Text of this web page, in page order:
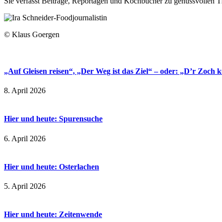
© Klaus Goergen
„Auf Gleisen reisen“, „Der Weg ist das Ziel“ – oder: „D’r Zoch
8. April 2026
Hier und heute: Spurensuche
6. April 2026
Hier und heute: Osterlachen
5. April 2026
Hier und heute: Zeitenwende